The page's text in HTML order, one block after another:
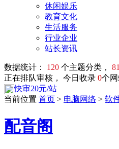
休闲娱乐
教育文化
生活服务
行业企业
站长资讯
数据统计： 120 个主题分类，
正在排队审核， 今日收录 0个网
快审20元/站
当前位置 首页 > 电脑网络 > 软
配音阁